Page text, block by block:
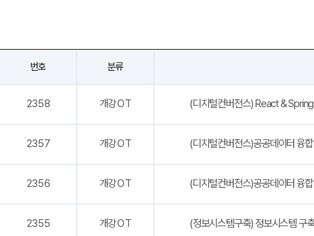
번호 분류
2358 개강OT (디지털컨버전스) React &
2357 개강OT (디지털컨버전스)공공데이터 융
2356 개강OT (디지털컨버전스)공공데이터 융
2355 개강OT (정보시스템구축) 정보시스템 구